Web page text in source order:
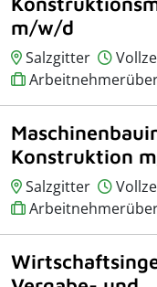
m/w/d
Salzgitter
Konstruktion
Salzgitter